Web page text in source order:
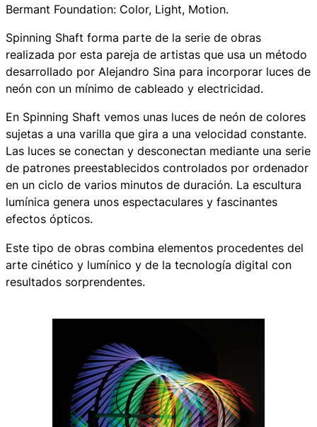
Bermant Foundation: Color, Light, Motion.
Spinning Shaft forma parte de la serie de obras
realizada por esta pareja de artistas que usa un método
desarrollado por Alejandro Sina para incorporar luces de
neón con un mínimo de cableado y electricidad.
En Spinning Shaft vemos unas luces de neón de colores
sujetas a una varilla que gira a una velocidad constante.
Las luces se conectan y desconectan mediante una serie
de patrones preestablecidos controlados por ordenador
en un ciclo de varios minutos de duración. La escultura
lumínica genera unos espectaculares y fascinantes
efectos ópticos.
Este tipo de obras combina elementos procedentes del
arte cinético y lumínico y de la tecnología digital con
resultados sorprendentes.